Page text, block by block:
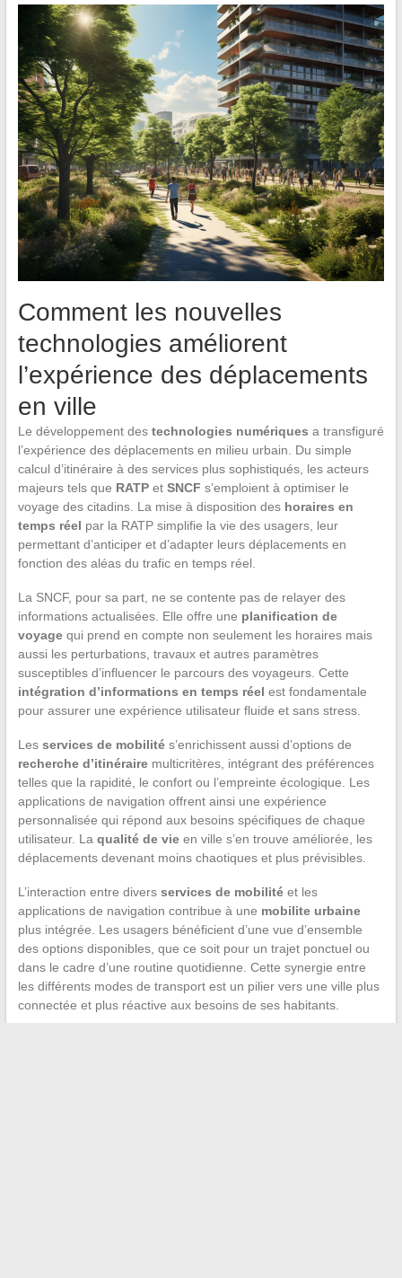
Comment les nouvelles
technologies améliorent
l’expérience des déplacements
en ville
Le développement des technologies numériques a transfiguré
l’expérience des déplacements en milieu urbain. Du simple
calcul d’itinéraire à des services plus sophistiqués, les acteurs
majeurs tels que RATPet SNCF s’emploient à optimiser le
voyage des citadins. La mise à disposition des horaires en
temps réel par la RATP simplifie la vie des usagers, leur
permettant d’anticiper et d’adapter leurs déplacements en
fonction des aléas du trafic en temps réel.
La SNCF, pour sa part, ne se contente pas de relayer des
informations actualisées. Elle offre une planification de
voyagequi prend en compte non seulement les horaires mais
aussi les perturbations, travaux et autres paramètres
susceptibles d’influencer le parcours des voyageurs. Cette
intégration d’informations en temps réel est fondamentale
pour assurer une expérience utilisateur fluide et sans stress.
Les services de mobilités’enrichissent aussi d’options de
recherche d’itinérairemulticritères, intégrant des préférences
telles que la rapidité, le confort ou l’empreinte écologique. Les
applications de navigation offrent ainsi une expérience
personnalisée qui répond aux besoins spécifiques de chaque
utilisateur. La qualité de vieen ville s’en trouve améliorée, les
déplacements devenant moins chaotiques et plus prévisibles.
L’interaction entre divers services de mobilitéet les
applications de navigation contribue à une mobilite urbaine
plus intégrée. Les usagers bénéficient d’une vue d’ensemble
des options disponibles, que ce soit pour un trajet ponctuel ou
dans le cadre d’une routine quotidienne. Cette synergie entre
les différents modes de transport est un pilier vers une ville plus
connectée et plus réactive aux besoins de ses habitants.